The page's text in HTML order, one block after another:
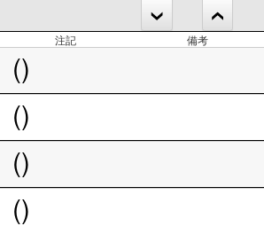
注記 備考
()
()
()
()